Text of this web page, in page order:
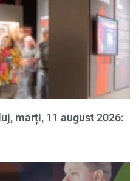
marți, 11 august 2026: